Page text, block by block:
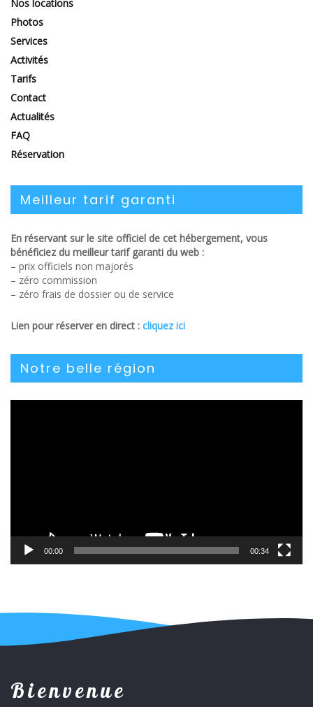
Nos locations
Photos
Services
Activités
Tarifs
Contact
Actualités
FAQ
Réservation
Meilleur tarif garanti
En réservant sur le site officiel de cet hébergement, vous
bénéficiez du meilleur tarif garanti du web :
– prix officiels non majorés
– zéro commission
– zéro frais de dossier ou de service
Lien pour réserver en direct : cliquez ici
Notre belle région
00:00 00:34
Bienvenue